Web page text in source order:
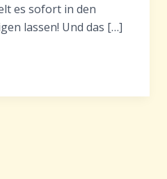
es sofort in den
lassen! Und das […]